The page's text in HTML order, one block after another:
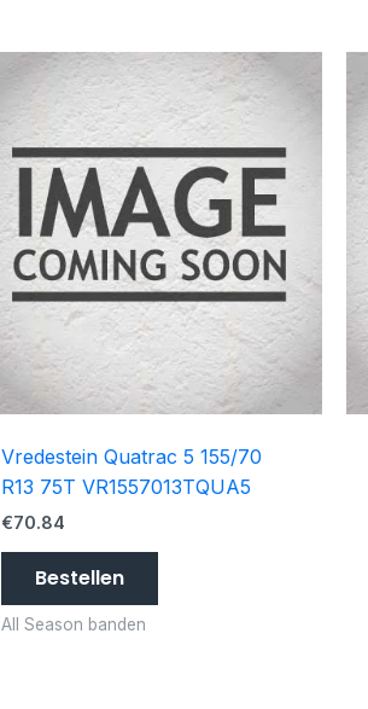
Vredestein Quatrac 5 155/70
R13 75T VR1557013TQUA5
€70.84
Bestellen
All Season banden